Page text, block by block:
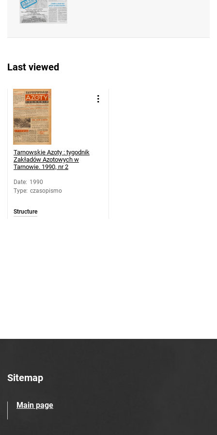
Tarnowskie Azoty : tygodnik Zakładów
Azotowych w Tarnowie. 1990, nr 28
Azotowych w Tarnowie. 1990, nr 30
Azotowych w Tarnowie. 1990, nr 31
Tarnowskie Azoty : tygodnik Zakładów
Azotowych w Tarnowie. 1990, nr 32
Tarnowskie Azoty : tygodnik Zakładów
Azotowych w Tarnowie. 1990, nr 33
Tarnowskie Azoty : tygodnik Zakładów
Azotowych w Tarnowie. 1990, nr 34
Tarnowskie Azoty : tygodnik Zakładów
Azotowych w Tarnowie. 1990
Tarnowskie Azoty : tygodnik Zakładów
Last viewed
Tarnowskie Azoty : tygodnik
Zakładów Azotowych w
Tarnowie. 1990, nr 2
Date: 1990
Type: czasopismo
Structure
Sitemap
Main page